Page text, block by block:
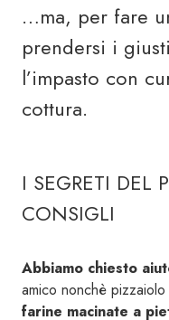
…ma, per fare
prendersi i
l’impasto con
cottura.
I SEGRETI DEL
CONSIGLI
Abbiamo chiesto
amico nonchè
farine macinate a